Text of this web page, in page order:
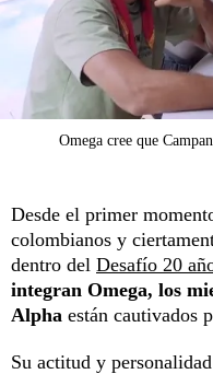
Omega cree que
Desde el primer
colombianos y
dentro del Desafío 20
integran Omega, los
Alpha están cautivados
Su actitud y